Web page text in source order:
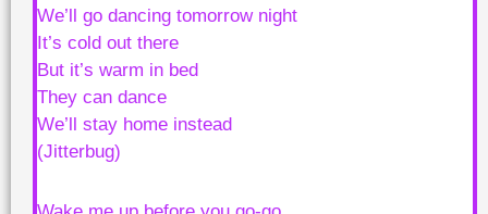
We’ll go dancing tomorrow night
It’s cold out there
But it’s warm in bed
They can dance
We’ll stay home instead
(Jitterbug)